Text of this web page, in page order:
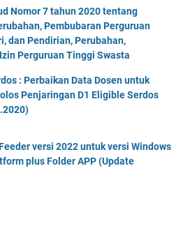
Nomor 7 tahun 2020 tentang
Pembubaran Perguruan
dan Pendirian, Perubahan,
Perguruan Tinggi Swasta
: Perbaikan Data Dosen untuk
Penjaringan D1 Eligible Serdos
versi 2022 untuk versi Windows
plus Folder APP (Update